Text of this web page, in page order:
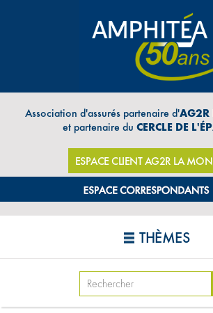
Association d'assurés partenaire d'AG2R
et partenaire du CERCLE DE
ESPACE CLIENT AG2R LA
THÈMES